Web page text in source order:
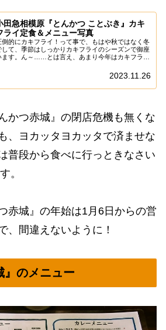
田急相模原『とんかつ ことぶき』カキ
ライ定食＆メニュー写真
倒的にカキフライ！って事で、もはや秋ではなく冬
して、季節はしっかりカキフライのシーズンで御座
ます。ん～……とは言え、あまり今年はカキフライ
盛り上がってないような？みたいなのは気の所為
2023.11.26
かつ赤城』の閉店危機も無くな
、ヨカッタヨカッタで済ませな
普段から食べに行っときなさい
。
赤城』の年始は1月6日からの営
、間違えないように！
』のメニュー